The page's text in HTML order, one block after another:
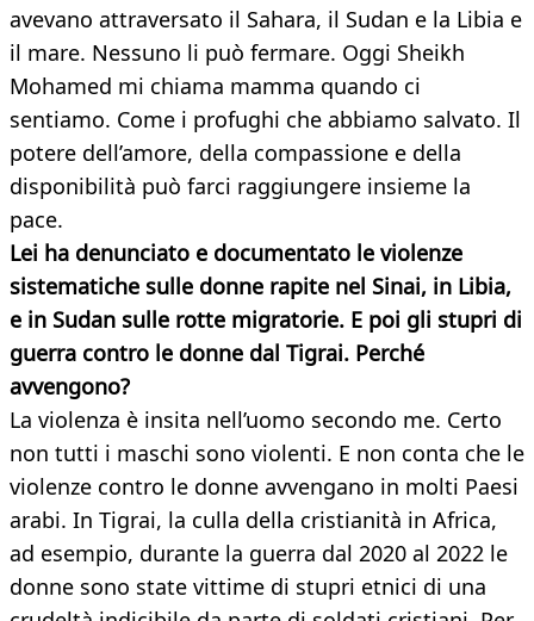
avevano attraversato il Sahara, il Sudan e la Libia e
il mare. Nessuno li può fermare. Oggi Sheikh
Mohamed mi chiama mamma quando ci
sentiamo. Come i profughi che abbiamo salvato. Il
potere dell’amore, della compassione e della
disponibilità può farci raggiungere insieme la
pace.
Lei ha denunciato e documentato le violenze
sistematiche sulle donne rapite nel Sinai, in Libia,
e in Sudan sulle rotte migratorie. E poi gli stupri di
guerra contro le donne dal Tigrai. Perché
avvengono?
La violenza è insita nell’uomo secondo me. Certo
non tutti i maschi sono violenti. E non conta che le
violenze contro le donne avvengano in molti Paesi
arabi. In Tigrai, la culla della cristianità in Africa,
ad esempio, durante la guerra dal 2020 al 2022 le
donne sono state vittime di stupri etnici di una